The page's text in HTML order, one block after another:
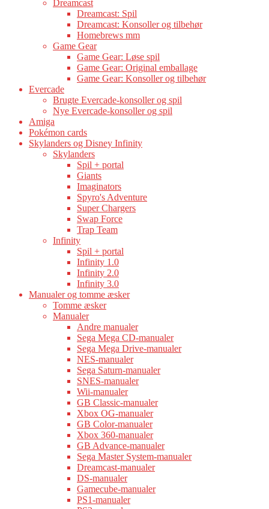
Dreamcast
Dreamcast: Spil
Dreamcast: Konsoller og tilbehør
Homebrews mm
Game Gear
Game Gear: Løse spil
Game Gear: Original emballage
Game Gear: Konsoller og tilbehør
Evercade
Brugte Evercade-konsoller og spil
Nye Evercade-konsoller og spil
Amiga
Pokémon cards
Skylanders og Disney Infinity
Skylanders
Spil + portal
Giants
Imaginators
Spyro's Adventure
Super Chargers
Swap Force
Trap Team
Infinity
Spil + portal
Infinity 1.0
Infinity 2.0
Infinity 3.0
Manualer og tomme æsker
Tomme æsker
Manualer
Andre manualer
Sega Mega CD-manualer
Sega Mega Drive-manualer
NES-manualer
Sega Saturn-manualer
SNES-manualer
Wii-manualer
GB Classic-manualer
Xbox OG-manualer
GB Color-manualer
Xbox 360-manualer
GB Advance-manualer
Sega Master System-manualer
Dreamcast-manualer
DS-manualer
Gamecube-manualer
PS1-manualer